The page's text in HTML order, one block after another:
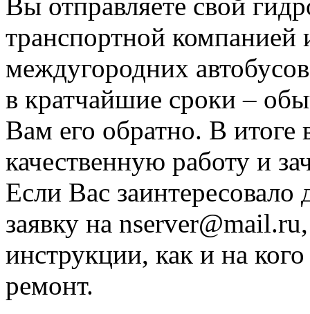
транспортной компанией
междугородних
в кратчайшие сроки –
Вам его обратно. В итоге
качественную работу и
Если Вас заинтересовало
заявку на
инструкции, как и на
ремонт.